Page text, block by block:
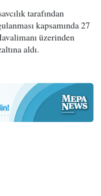
tarafından
kapsamında 27
üzerinden
aldı.